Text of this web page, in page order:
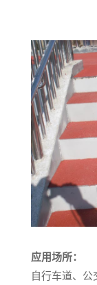
应用场所：
自行车道、公